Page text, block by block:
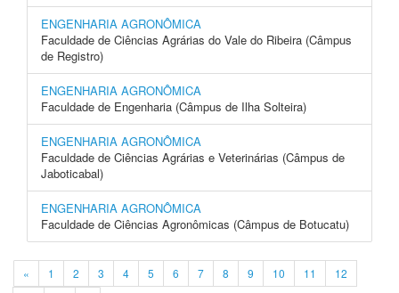
ENGENHARIA AGRONÔMICA
Faculdade de Ciências Agrárias do Vale do Ribeira (Câmpus
de Registro)
ENGENHARIA AGRONÔMICA
Faculdade de Engenharia (Câmpus de Ilha Solteira)
ENGENHARIA AGRONÔMICA
Faculdade de Ciências Agrárias e Veterinárias (Câmpus de
Jaboticabal)
ENGENHARIA AGRONÔMICA
Faculdade de Ciências Agronômicas (Câmpus de Botucatu)
« 1 2 3 4 5 6 7 8 9 10 11
12